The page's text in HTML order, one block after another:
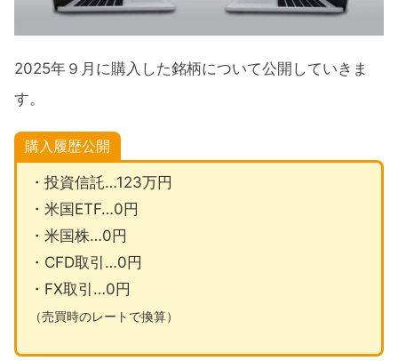
購入・売却の理由
購入理由
2025年の投資方針『新NISAを軸に長期投
資へ』
2025年９月に購入した銘柄について公開していきま
す。
購入履歴公開
・投資信託…123万円
・米国ETF…0円
・米国株…0円
・CFD取引…0円
・FX取引…0円
（売買時のレートで換算）